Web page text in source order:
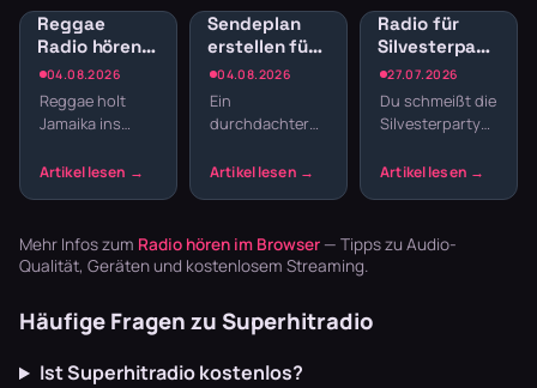
04.08.2026
Reggae
Radio hören:
Jamaican
Vibes und
Dancehall
Reggae holt
Jamaika ins
Der entspannte
die Texte
schaffen U…
04.08.2026
Sendeplan
erstellen fürs
Webradio:
Struktur
statt
Ein
durchdachter
macht den
beliebigen
Musikstream
27.07.2026
Radio für
Silvesterparty:
Die besten
Sender für
den
Jahreswechsel
Du schmeißt die
Silvesterparty
den ganzen
basteln? Radio
Mehr Infos zum Radio hören im Browser — Tipps zu Audio-
Qualität, Geräten und kostenlosem Streaming.
Häufige Fragen zu Superhitradio
Ist Superhitradio kostenlos?